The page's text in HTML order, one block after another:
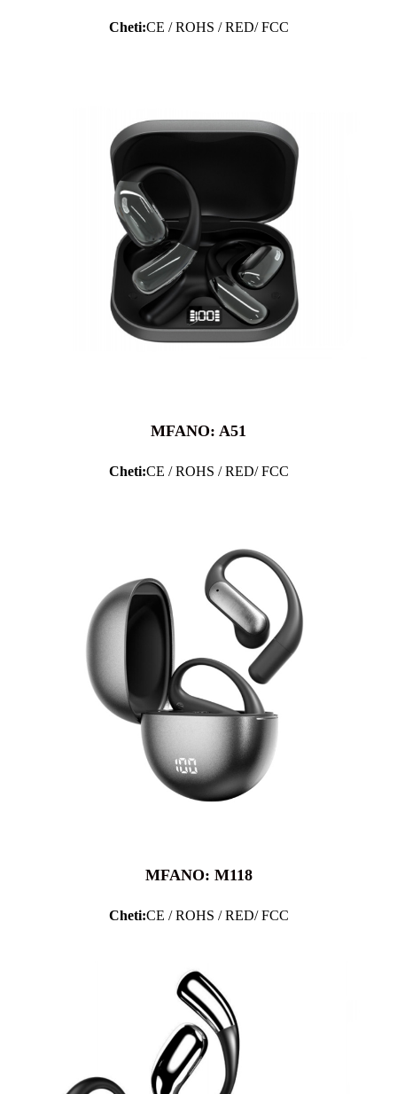
Cheti:CE / ROHS / RED/ FCC
MFANO: A51
Cheti:CE / ROHS / RED/ FCC
MFANO: M118
Cheti:CE / ROHS / RED/ FCC